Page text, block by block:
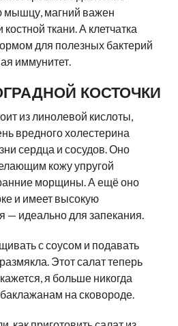
мышцу, магний важен
ткани. А клетчатка
для полезных бактерий
иммунитет.
КОСТОЧКИ
из линолевой кислоты,
вредного холестерина
сердца и сосудов. Оно
кожу упругой
морщины. А ещё оно
и имеет высокую
— идеально для запекания.
с соусом и подавать
Этот салат теперь
я больше никогда
на сковороде.